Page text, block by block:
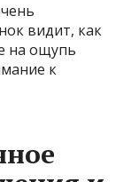
видит, как
на ощупь
к